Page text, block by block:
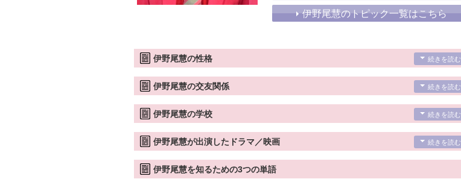
伊野尾慧のトピック一覧はこちら
伊野尾慧の性格 続きを読む
伊野尾慧の交友関係 続きを読む
伊野尾慧の学校 続きを読む
伊野尾慧が出演したドラマ／映画 続きを読む
伊野尾慧を知るための3つの単語